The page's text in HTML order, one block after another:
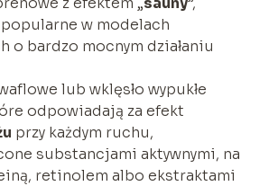
w modelach
o bardzo mocnym działaniu
lub wklęsło wypukłe
odpowiadają za efekt
przy każdym ruchu,
substancjami aktywnymi, na
retinolem albo ekstraktami